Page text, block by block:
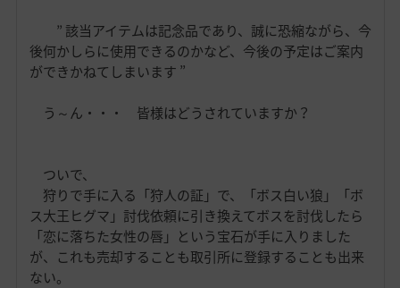
” 該当アイテムは記念品であり、誠に恐縮ながら、今
後何かしらに使用できるのかなど、今後の予定はご案内
ができかねてしまいます ”
う～ん・・・ 皆様はどうされていますか？
ついで、
狩りで手に入る「狩人の証」で、「ボス白い狼」「ボ
ス大王ヒグマ」討伐依頼に引き換えてボスを討伐したら
「恋に落ちた女性の唇」という宝石が手に入りました
が、これも売却することも取引所に登録することも出来
ない。